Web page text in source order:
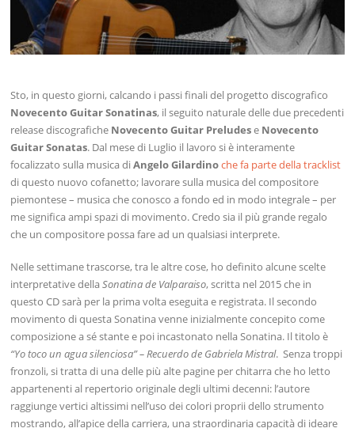
Sto, in questo giorni, calcando i passi finali del progetto discografico
Novecento Guitar Sonatinas, il seguito naturale delle due precedenti
release discografiche Novecento Guitar Preludese Novecento
Guitar Sonatas. Dal mese di Luglio il lavoro si è interamente
focalizzato sulla musica diAngelo Gilardinoche fa parte della tracklist
di questo nuovo cofanetto; lavorare sulla musica del compositore
piemontese – musica che conosco a fondo ed in modo integrale – per
me significa ampi spazi di movimento. Credo sia il più grande regalo
che un compositore possa fare ad un qualsiasi interprete.
Nelle settimane trascorse, tra le altre cose, ho definito alcune scelte
interpretative dellaSonatina de Valparaiso, scritta nel 2015 che in
questo CD sarà per la prima volta eseguita e registrata. Il secondo
movimento di questa Sonatina venne inizialmente concepito come
composizione a sé stante e poi incastonato nella Sonatina. Il titolo è
“Yo toco un agua silenciosa” – Recuerdo de Gabriela Mistral. Senza troppi
fronzoli, si tratta di una delle più alte pagine per chitarra che ho letto
appartenenti al repertorio originale degli ultimi decenni: l’autore
raggiunge vertici altissimi nell’uso dei colori proprii dello strumento
mostrando, all’apice della carriera, una straordinaria capacità di ideare